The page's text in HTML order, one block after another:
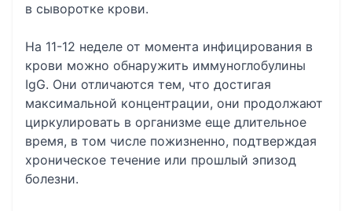
в сыворотке крови.
На 11-12 неделе от момента инфицирования в
крови можно обнаружить иммуноглобулины
IgG. Они отличаются тем, что достигая
максимальной концентрации, они продолжают
циркулировать в организме еще длительное
время, в том числе пожизненно, подтверждая
хроническое течение или прошлый эпизод
болезни.